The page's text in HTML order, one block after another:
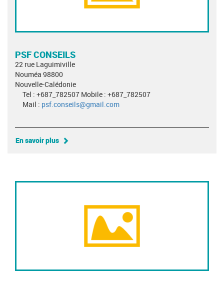
PSF CONSEILS
22 rue Laguimiville
Nouméa 98800
Nouvelle-Calédonie
Tel : +687_782507 Mobile : +687_782507
Mail : psf.conseils@gmail.com
En savoir plus